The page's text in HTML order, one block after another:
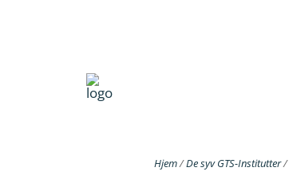
Hjem/De syv GTS-Institutter/